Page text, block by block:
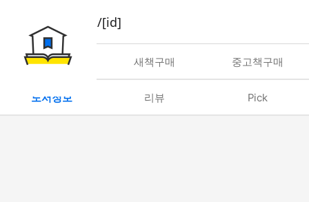
book/rent/[id]
대여 새책구매 중고책구매
도서정보 리뷰 Pick